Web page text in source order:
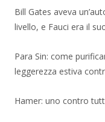
Bill Gates aveva
livello, e Fauci era il
Para Sin: come
leggerezza estiva
Hamer: uno contro